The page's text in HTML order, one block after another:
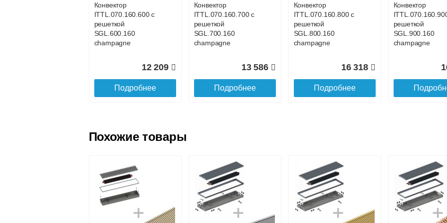
Доставка в регионы России.
Конвектор
ITTL.070.160.600 с
решеткой
SGL.600.160
champagne
12 209
Подробнее
Конвектор
ITTL.070.160.700 с
решеткой
SGL.700.160
champagne
13 586
Подробнее
Конвектор
ITTL.070.160.800 с
решеткой
SGL.800.160
champagne
16 318
Подробнее
Конвектор
решеткой
SGL.900.160
champagne
Конвектор
ITTL.070.160.1100
Конвектор
ITTL.070.160.1200
Конвектор
ITTL.070.160.1300
Конвектор
Похожие товары